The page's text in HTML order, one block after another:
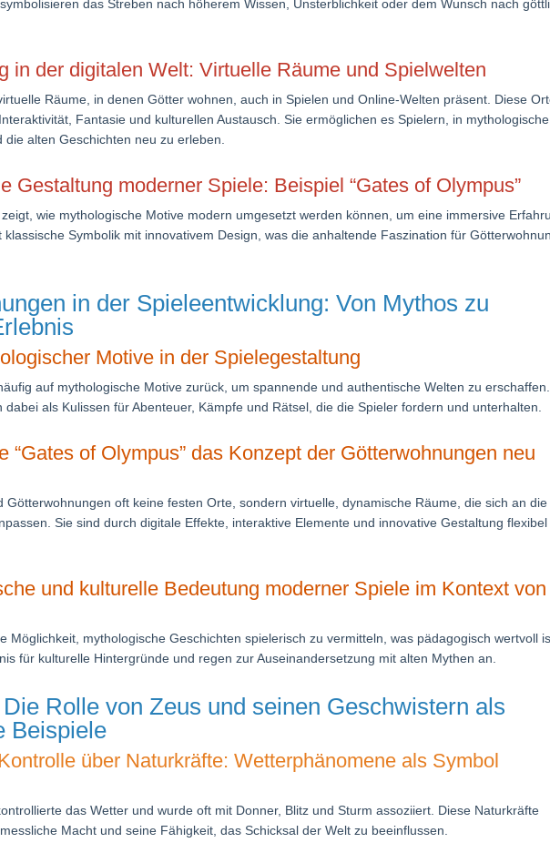
das Streben nach höherem Wissen, Unsterblichkeit oder dem Wunsch nach
in der digitalen Welt: Virtuelle Räume und Spielwelten
Räume, in denen Götter wohnen, auch in Spielen und Online-Welten präsent. Diese
Fantasie und kulturellen Austausch. Sie ermöglichen es Spielern, in mythologische
alten Geschichten neu zu erleben.
Gestaltung moderner Spiele: Beispiel “Gates of Olympus”
wie mythologische Motive modern umgesetzt werden können, um eine immersive
Symbolik mit innovativem Design, was die anhaltende Faszination für
in der Spieleentwicklung: Von Mythos zu
Motive in der Spielegestaltung
auf mythologische Motive zurück, um spannende und authentische Welten zu erschaffen.
als Kulissen für Abenteuer, Kämpfe und Rätsel, die die Spieler fordern und unterhalten.
“Gates of Olympus” das Konzept der Götterwohnungen neu
Götterwohnungen oft keine festen Orte, sondern virtuelle, dynamische Räume, die sich an die
Sie sind durch digitale Effekte, interaktive Elemente und innovative Gestaltung flexibel
und kulturelle Bedeutung moderner Spiele im Kontext von
Möglichkeit, mythologische Geschichten spielerisch zu vermitteln, was pädagogisch wertvoll
für kulturelle Hintergründe und regen zur Auseinandersetzung mit alten Mythen an.
Rolle von Zeus und seinen Geschwistern als
Beispiele
über Naturkräfte: Wetterphänomene als Symbol
das Wetter und wurde oft mit Donner, Blitz und Sturm assoziiert. Diese Naturkräfte
Macht und seine Fähigkeit, das Schicksal der Welt zu beeinflussen.